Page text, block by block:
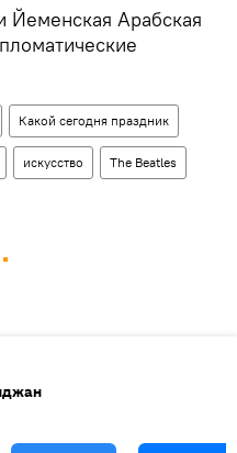
Йеменская Арабская
Какой сегодня праздник
искусство The Beatles